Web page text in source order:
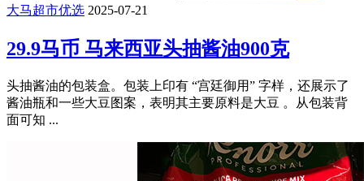
大马超市优选 2025-07-21
29.9马币 马来西亚头抽酱油900克
头抽酱油的包装盒。包装上印有 “宫廷御用” 字样，还展示了
酱油瓶和一些大豆图案，表明其主要原料是大豆 。从包装背
面可知 ...